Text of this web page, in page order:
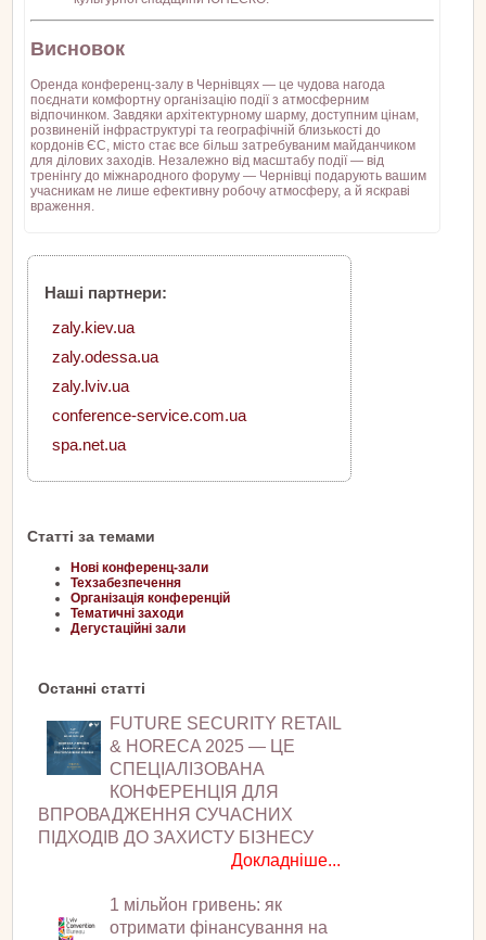
Висновок
Оренда конференц-залу в Чернівцях — це чудова нагода
поєднати комфортну організацію події з атмосферним
відпочинком. Завдяки архітектурному шарму, доступним цінам,
розвиненій інфраструктурі та географічній близькості до
кордонів ЄС, місто стає все більш затребуваним майданчиком
для ділових заходів. Незалежно від масштабу події — від
тренінгу до міжнародного форуму — Чернівці подарують вашим
учасникам не лише ефективну робочу атмосферу, а й яскраві
враження.
Наші партнери:
zaly.kiev.ua
zaly.odessa.ua
zaly.lviv.ua
conference-service.com.ua
spa.net.ua
Статті за темами
Нові конференц-зали
Техзабезпечення
Організація конференцій
Тематичні заходи
Дегустаційні зали
Останні статті
FUTURE SECURITY RETAIL
& HORECA 2025 — ЦЕ
СПЕЦІАЛІЗОВАНА
КОНФЕРЕНЦІЯ ДЛЯ
ВПРОВАДЖЕННЯ СУЧАСНИХ
ПІДХОДІВ ДО ЗАХИСТУ БІЗНЕСУ
Докладніше...
1 мільйон гривень: як
отримати фінансування на